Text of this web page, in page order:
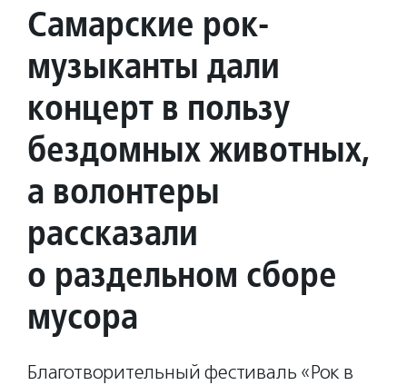
Самарские рок-
музыканты дали
концерт в пользу
бездомных животных,
а волонтеры
рассказали
о раздельном сборе
мусора
Благотворительный фестиваль «Рок в